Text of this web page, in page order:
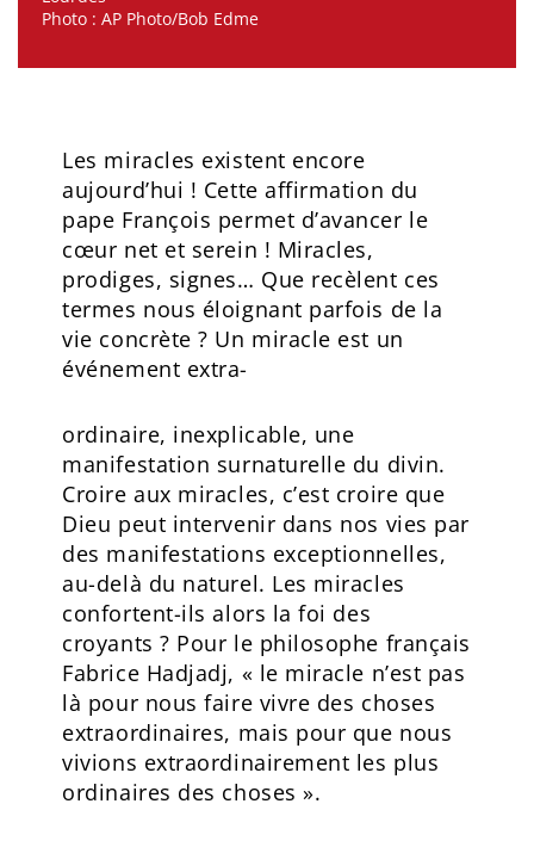
Photo : AP Photo/Bob Edme
Les miracles existent encore
aujourd’hui ! Cette affirmation du
pape François permet d’avancer le
cœur net et serein ! Miracles,
prodiges, signes… Que recèlent ces
termes nous éloignant parfois de la
vie concrète ? Un miracle est un
événement extra-
ordinaire, inexplicable, une
manifestation surnaturelle du divin.
Croire aux miracles, c’est croire que
Dieu peut intervenir dans nos vies par
des manifestations exceptionnelles,
au-delà du naturel. Les miracles
confortent-ils alors la foi des
croyants ? Pour le philosophe français
Fabrice Hadjadj, « le miracle n’est pas
là pour nous faire vivre des choses
extraordinaires, mais pour que nous
vivions extraordinairement les plus
ordinaires des choses ».